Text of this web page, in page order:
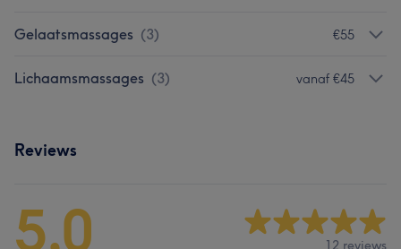
Gelaatsmassages (3) €55
Lichaamsmassages (3) vanaf €45
Reviews
5,0 12 reviews